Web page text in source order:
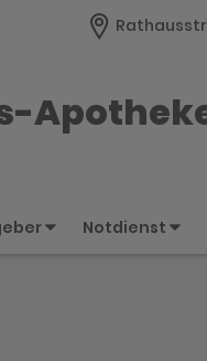
Notdienst